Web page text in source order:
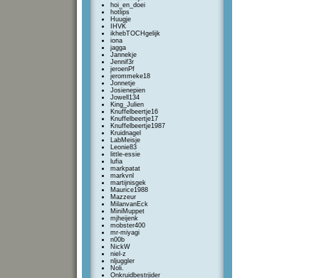
hoi_en_doei
hotlips
Huugje
IHVK
ikhebTOCHgelijk
iona
jagga
Jannekje
Jennif3r
jeroenPf
jerommeke18
Jonnetje
Josienepien
Jowell134
King_Julien
Knuffelbeertje16
Knuffelbeertje17
Knuffelbeertje1987
Kruidnagel
LabMeisje
Leonie83
little-essie
lufia
markpatat
markvnl
martijnisgek
Maurice1988
Mazzeur
MilanvanEck
MiniMuppet
mjheijenk
mobster400
mr-miyagi
n00b
NickW
niel-z
nljuggler
Noli.
Onkruidbestrjider